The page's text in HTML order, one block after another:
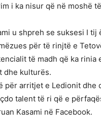
i ka nisur që në moshë
u shpreh se suksesi I tij
për të rinjtë e
të madh që ka rinia
dhe kulturës.
për arritjet e Ledionit dhe
talent të ri që e
Kasami në Facebook.